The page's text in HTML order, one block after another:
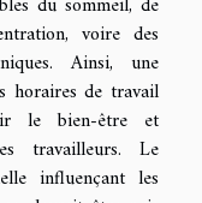
voire des
Ainsi, une
horaires de travail
le bien-être et
travailleurs. Le
influençant les